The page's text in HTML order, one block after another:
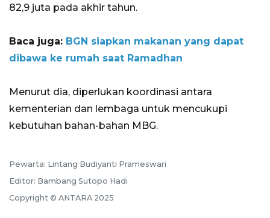
82,9 juta pada akhir tahun.
Baca juga: BGN siapkan makanan yang dapat
dibawa ke rumah saat Ramadhan
Menurut dia, diperlukan koordinasi antara
kementerian dan lembaga untuk mencukupi
kebutuhan bahan-bahan MBG.
Pewarta: Lintang Budiyanti Prameswari
Editor: Bambang Sutopo Hadi
Copyright © ANTARA 2025